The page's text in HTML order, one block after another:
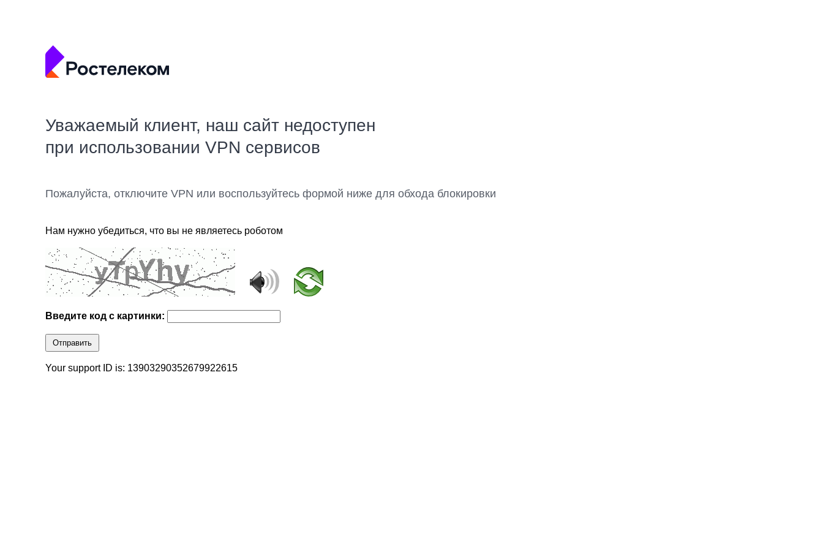
Уважаемый клиент, наш сайт недоступен
при использовании VPN сервисов
Пожалуйста, отключите VPN или воспользуйтесь формой ниже для обхода блокировки
Нам нужно убедиться, что вы не являетесь роботом
Введите код с картинки:
Отправить
Your support ID is: 13903290352679922615